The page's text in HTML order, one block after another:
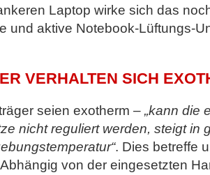
Laptop wirke sich das
und aktive Notebook-Lüftungs-
VERHALTEN SICH
seien exotherm – „kann die
nicht reguliert werden, steigt in
. Dies betreffe
von der eingesetzten